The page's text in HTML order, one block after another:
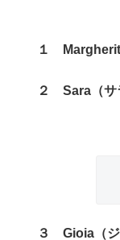
１
２ Sara（
３ Gioia（